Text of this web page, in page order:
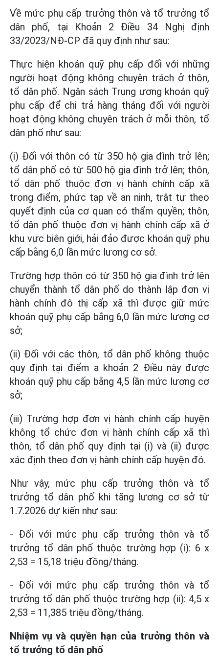
Về mức phụ cấp trưởng thôn và tổ trưởng tổ
dân phố, tại Khoản 2 Điều 34 Nghị định
33/2023/NĐ-CP đã quy định như sau:
Thực hiện khoán quỹ phụ cấp đối với những
người hoạt động không chuyên trách ở thôn,
tổ dân phố. Ngân sách Trung ương khoán quỹ
phụ cấp để chi trả hàng tháng đối với người
hoạt động không chuyên trách ở mỗi thôn, tổ
dân phố như sau:
(i) Đối với thôn có từ 350 hộ gia đình trở lên;
tổ dân phố có từ 500 hộ gia đình trở lên; thôn,
tổ dân phố thuộc đơn vị hành chính cấp xã
trọng điểm, phức tạp về an ninh, trật tự theo
quyết định của cơ quan có thẩm quyền; thôn,
tổ dân phố thuộc đơn vị hành chính cấp xã ở
khu vực biên giới, hải đảo được khoán quỹ phụ
cấp bằng 6,0 lần mức lương cơ sở.
Trường hợp thôn có từ 350 hộ gia đình trở lên
chuyển thành tổ dân phố do thành lập đơn vị
hành chính đô thị cấp xã thì được giữ mức
khoán quỹ phụ cấp bằng 6,0 lần mức lương cơ
sở;
(ii) Đối với các thôn, tổ dân phố không thuộc
quy định tại điểm a khoản 2 Điều này được
khoán quỹ phụ cấp bằng 4,5 lần mức lương cơ
sở;
(iii) Trường hợp đơn vị hành chính cấp huyện
không tổ chức đơn vị hành chính cấp xã thì
thôn, tổ dân phố quy định tại (i) và (ii) được
xác định theo đơn vị hành chính cấp huyện đó.
Như vậy, mức phụ cấp trưởng thôn và tổ
trưởng tổ dân phố khi tăng lương cơ sở từ
1.7.2026 dự kiến như sau:
- Đối với mức phụ cấp trưởng thôn và tổ
trưởng tổ dân phố thuộc trường hợp (i): 6 x
2,53 = 15,18 triệu đồng/tháng.
- Đối với mức phụ cấp trưởng thôn và tổ
trưởng tổ dân phố thuộc trường hợp (ii): 4,5 x
2,53 = 11,385 triệu đồng/tháng.
Nhiệm vụ và quyền hạn của trưởng thôn và
tổ trưởng tổ dân phố